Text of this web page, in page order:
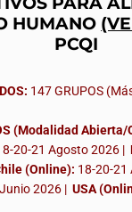
HUMANO
PCQI
147 GRUPOS
(Modalidad Abierta/
20-21 Agosto 2026 |
(Online): 18-20-21
2026 | USA